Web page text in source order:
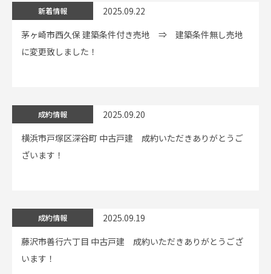
新着情報
2025.09.22
茅ヶ崎市西久保 建築条件付き売地 ⇒ 建築条件無し売地
に変更致しました！
成約情報
2025.09.20
横浜市戸塚区深谷町 中古戸建 成約いただきありがとうご
ざいます！
成約情報
2025.09.19
藤沢市善行六丁目 中古戸建 成約いただきありがとうござ
います！